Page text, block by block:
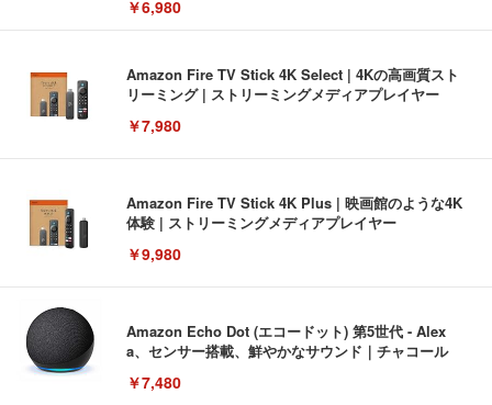
￥6,980
Amazon Fire TV Stick 4K Select | 4Kの高画質スト
リーミング | ストリーミングメディアプレイヤー
￥7,980
Amazon Fire TV Stick 4K Plus | 映画館のような4K
体験 | ストリーミングメディアプレイヤー
￥9,980
Amazon Echo Dot (エコードット) 第5世代 - Alex
a、センサー搭載、鮮やかなサウンド｜チャコール
￥7,480